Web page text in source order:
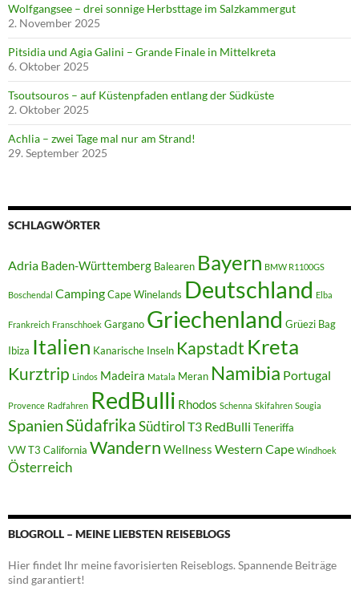
Wolfgangsee – drei sonnige Herbsttage im Salzkammergut
2. November 2025
Pitsidia und Agia Galini – Grande Finale in Mittelkreta
6. Oktober 2025
Tsoutsouros – auf Küstenpfaden entlang der Südküste
2. Oktober 2025
Achlia – zwei Tage mal nur am Strand!
29. September 2025
SCHLAGWÖRTER
Adria Baden-Württemberg Balearen Bayern BMW R1100GS
Boschendal CampingCape Winelands Deutschland Elba
Frankreich Franschhoek Gargano Griechenland Grüezi Bag
Ibiza Italien Kanarische Inseln Kapstadt Kreta
Kurztrip Lindos Madeira Matala Meran Namibia Portugal
Provence Radfahren RedBulli Rhodos Schenna Skifahren Sougia
SpanienSüdafrikaSüdtirol T3 RedBulli Teneriffa
VW T3 California Wandern Wellness Western Cape Windhoek
Österreich
BLOGROLL – MEINE LIEBSTEN REISEBLOGS
Hier findet Ihr meine favorisierten Reiseblogs. Spannende Beiträge
sind garantiert!